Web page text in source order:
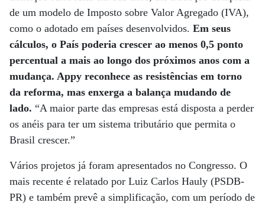
de um modelo de Imposto sobre Valor Agregado (IVA),
como o adotado em países desenvolvidos. Em seus
cálculos, o País poderia crescer ao menos 0,5 ponto
percentual a mais ao longo dos próximos anos com a
mudança. Appy reconhece as resistências em torno
da reforma, mas enxerga a balança mudando de
lado. “A maior parte das empresas está disposta a perder
os anéis para ter um sistema tributário que permita o
Brasil crescer.”
Vários projetos já foram apresentados no Congresso. O
mais recente é relatado por Luiz Carlos Hauly (PSDB-
PR) e também prevê a simplificação, com um período de